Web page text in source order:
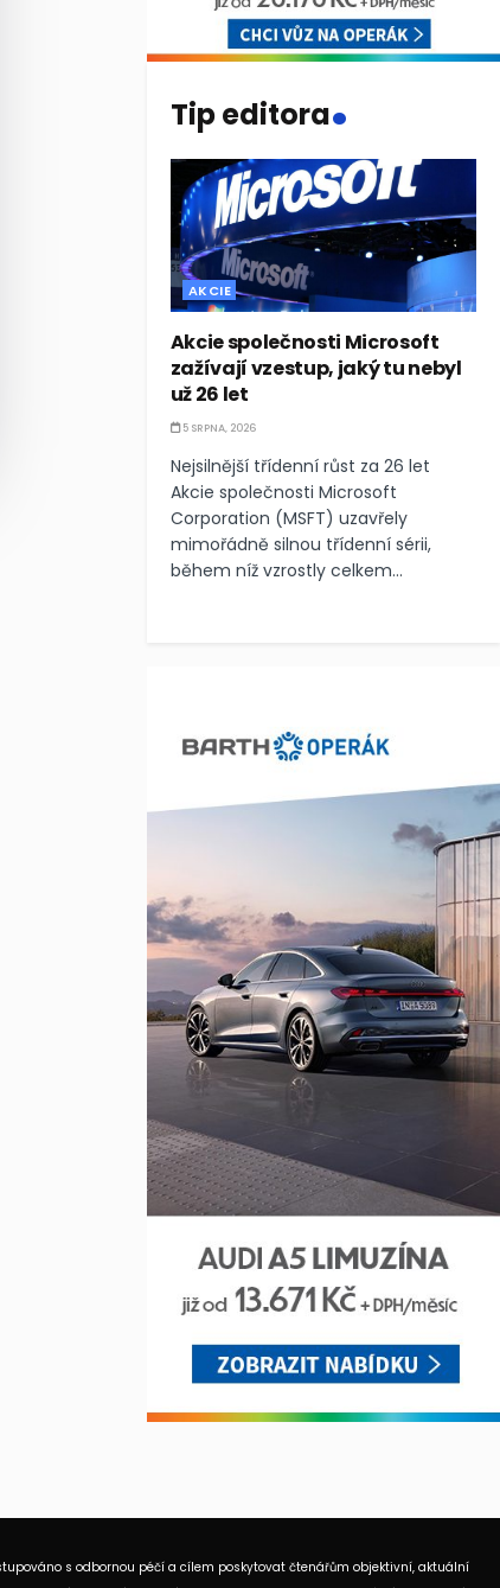
Tip editora.
AKCIE
Akcie společnosti Microsoft
zažívají vzestup, jaký tu nebyl
už 26 let
5 SRPNA, 2026
Nejsilnější třídenní růst za 26 let
Akcie společnosti Microsoft
Corporation (MSFT) uzavřely
mimořádně silnou třídenní sérii,
během níž vzrostly celkem...
s odbornou péčí a cílem poskytovat čtenářům objektivní, aktuální